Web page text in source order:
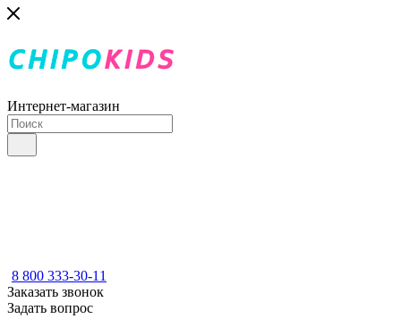
Интернет-магазин
8 800 333-30-11
Заказать звонок
Задать вопрос